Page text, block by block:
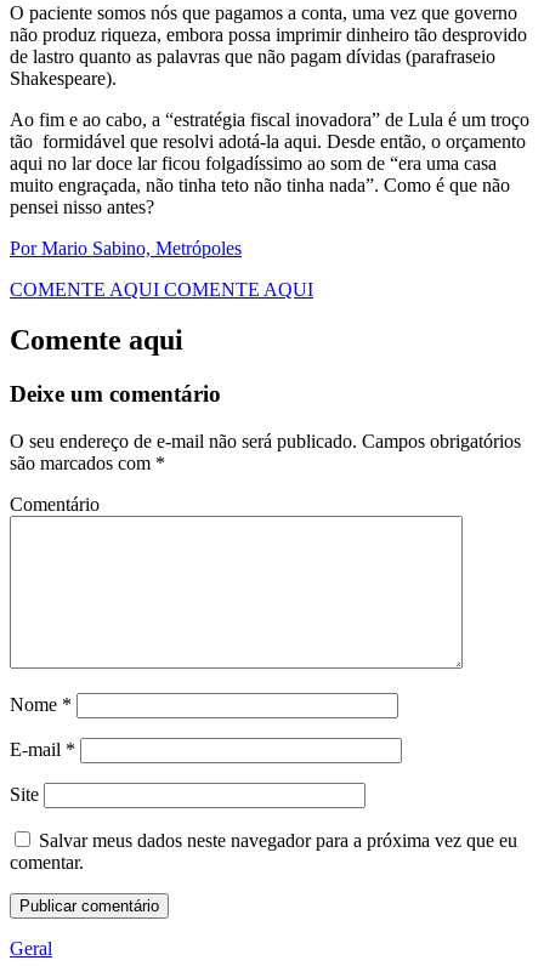
O paciente somos nós que pagamos a conta, uma vez que governo
não produz riqueza, embora possa imprimir dinheiro tão desprovido
de lastro quanto as palavras que não pagam dívidas (parafraseio
Shakespeare).
Ao fim e ao cabo, a “estratégia fiscal inovadora” de Lula é um troço
tão formidável que resolvi adotá-la aqui. Desde então, o orçamento
aqui no lar doce lar ficou folgadíssimo ao som de “era uma casa
muito engraçada, não tinha teto não tinha nada”. Como é que não
pensei nisso antes?
Por Mario Sabino, Metrópoles
COMENTE AQUI COMENTE AQUI
Comente aqui
Deixe um comentário
O seu endereço de e-mail não será publicado. Campos obrigatórios
são marcados com *
Comentário
Nome *
E-mail *
Site
Salvar meus dados neste navegador para a próxima vez que eu
comentar.
Geral